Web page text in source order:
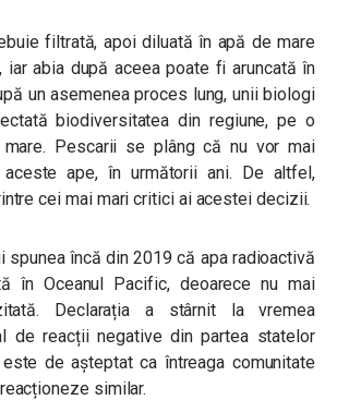
filtrată, apoi diluată în apă de mare
iar abia după aceea poate fi aruncată în
un asemenea proces lung, unii biologi
biodiversitatea din regiune, pe o
Pescarii se plâng că nu vor mai
ape, în următorii ani. De altfel,
cei mai mari critici ai acestei decizii.
spunea încă din 2019 că apa radioactivă
în Oceanul Pacific, deoarece nu mai
Declarația a stârnit la vremea
de reacții negative din partea statelor
de așteptat ca întreaga comunitate
similar.